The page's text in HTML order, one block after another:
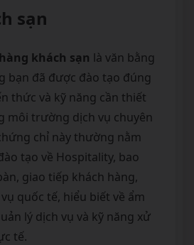
sạn
khách sạn là văn bằng
bạn đã được đào tạo đúng
thức và kỹ năng cần thiết
môi trường dịch vụ chuyên
chỉ này thường nằm
tạo về Hospitality, bao
giao tiếp khách hàng,
quốc tế, hiểu biết về ẩm
lý dịch vụ và kỹ năng xử
tế.